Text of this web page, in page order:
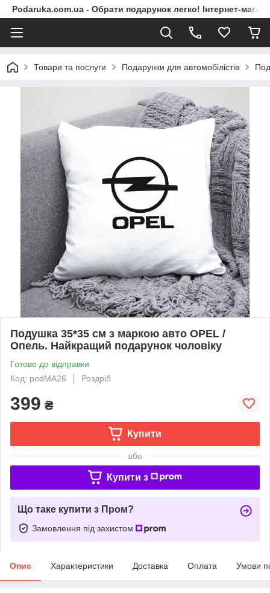
Podaruka.com.ua - Обрати подарунок легко! Інтернет-
Товари та послуги Подарунки для автомобілістів
Подушка 35*35 см з маркою авто OPEL /
Опель. Найкращий подарунок чоловіку
Готово до відправки
Код: podMA26
Роздріб
399 ₴
Купити
або
Купити з
Що таке купити з Пром?
Замовлення під захистом
Опис Характеристики Доставка Оплата Умови